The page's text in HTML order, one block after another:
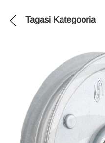
Tagasi Kategooria